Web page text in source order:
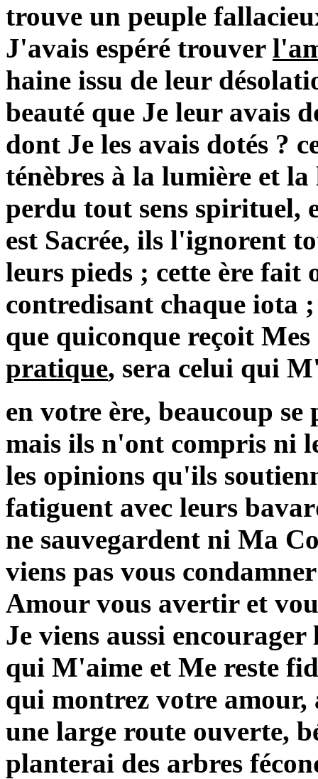
trouve un peuple
J'avais espéré trouver
haine issu de leur
beauté que Je leur avais
dont Je les avais dotés ?
ténèbres à la lumière et
perdu tout sens spirituel,
est Sacrée, ils l'ignorent
leurs pieds ; cette ère fait
contredisant chaque iota
que quiconque reçoit
pratique, sera celui qui
en votre ère, beaucoup
mais ils n'ont compris ni
les opinions qu'ils
fatiguent avec leurs
ne sauvegardent ni Ma
viens pas vous
Amour vous avertir et
Je viens aussi
qui M'aime et Me reste
qui montrez votre amour,
une large route ouverte,
planterai des arbres